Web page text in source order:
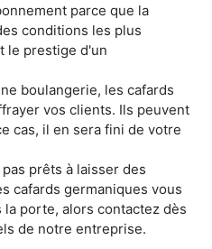
parce que la
conditions les plus
le prestige d'un
boulangerie, les cafards
vos clients. Ils peuvent
cas, il en sera fini de votre
prêts à laisser des
cafards germaniques vous
porte, alors contactez dès
de notre entreprise.